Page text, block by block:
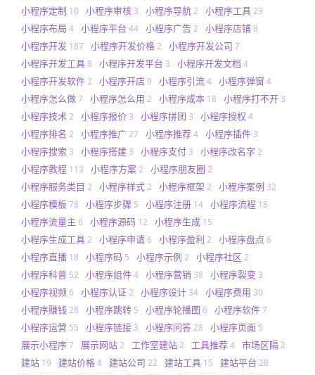
小程序定制 10 小程序审核 3 小程序导航2 小程序工具29
小程序布局 4 小程序平台 44 小程序广告2 小程序店铺8
小程序开发 187 小程序开发价格2 小程序开发公司 7
小程序开发工具8 小程序开发平台 3 小程序开发文档 4
小程序开发软件2 小程序开店9 小程序引流4 小程序弹窗 4
小程序怎么做7 小程序怎么用 2 小程序成本 18 小程序打不开 3
小程序技术2 小程序报价 3 小程序拼团 3 小程序授权 4
小程序排名 2 小程序推广27 小程序推荐4 小程序插件 3
小程序搜索 3 小程序搭建 3 小程序支付 3 小程序改名字 2
小程序教程 113 小程序方案2 小程序朋友圈 2
小程序服务类目 2 小程序样式2 小程序框架 2 小程序案例 32
小程序模板 78 小程序步骤 5 小程序注册 14 小程序流程 18
小程序流量主 6 小程序源码 12 小程序生成 15
小程序生成工具2 小程序申请6 小程序盈利 2 小程序盘点 6
小程序直播 18 小程序码 5 小程序示例 2 小程序社区 2
小程序科普 52 小程序组件4 小程序营销 38 小程序裂变 3
小程序视频6 小程序认证2 小程序设计 34 小程序费用 30
小程序赚钱28 小程序跳转 5 小程序轮播图 6 小程序软件7
小程序运营 55 小程序链接 3 小程序问答28 小程序页面 5
展示小程序7 展示网站2 工作室建站2 工具推荐4 市场区隔2
建站 19 建站价格4 建站公司 22 建站工具 15 建站平台 28